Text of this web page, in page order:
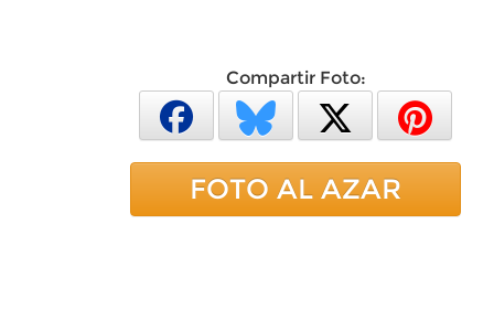
Compartir Foto:
FOTO AL AZAR